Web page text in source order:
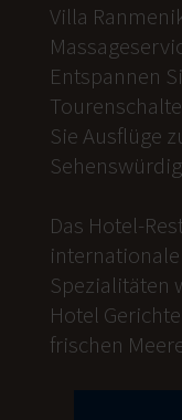
Villa
Entspannen
Sie Ausflüge
Das Hotel-
Spezialitäten
Hotel
frischen